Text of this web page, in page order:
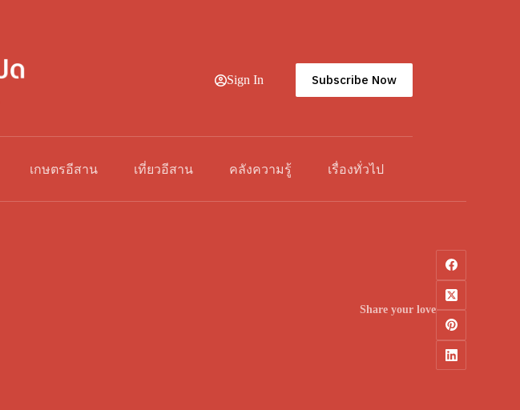
Sign In Subscribe Now
เกษตรอีสาน เที่ยวอีสาน คลังความรู้ เรื่องทั่วไป
Share your love